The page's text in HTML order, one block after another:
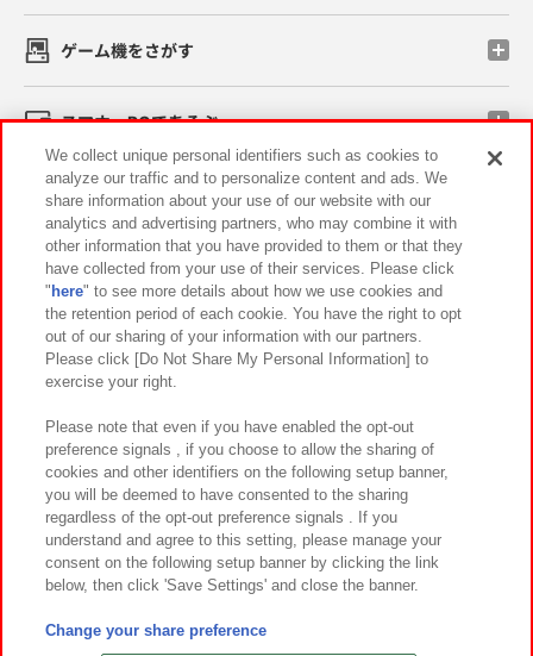
ゲーム機をさがす
スマホ・PCであそぶ
イベント・キャンペーン
関連会社 サステナビリティ サイトポリシー
プライバシーポリシー ウェブアクセシビリティ方針と検証結果
お取引先さまとともに
カスタマーハラスメント対応方針 よくあるご質問・お問い合わせ
©Bandai Namco Amusement Inc.
©Bandai Namco Amusement Lab Inc.
We collect unique personal identifiers such as cookies to
analyze our traffic and to personalize content and ads. We
share information about your use of our website with our
analytics and advertising partners, who may combine it with
other information that you have provided to them or that they
have collected from your use of their services. Please click
" here" to see more details about how we use cookies and
the retention period of each cookie. You have the right to opt
out of our sharing of your information with our partners.
Please click [Do Not Share My Personal Information] to
exercise your right.
Please note that even if you have enabled the opt-out
preference signals , if you choose to allow the sharing of
cookies and other identifiers on the following setup banner,
you will be deemed to have consented to the sharing
regardless of the opt-out preference signals . If you
understand and agree to this setting, please manage your
consent on the following setup banner by clicking the link
below, then click 'Save Settings' and close the banner.
Change your share preference